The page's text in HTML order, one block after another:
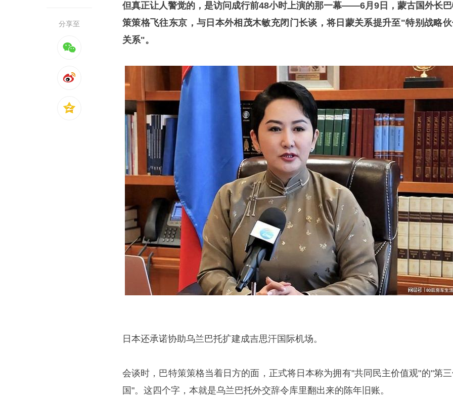
分享至
但真正让人警觉的，是访问成行前48小时上演的那一幕——6月9日，蒙古国外长
策策格飞往东京，与日本外相茂木敏充闭门长谈，将日蒙关系提升至"特别战略
关系"。
日本还承诺协助乌兰巴托扩建成吉思汗国际机场。
会谈时，巴特策策格当着日方的面，正式将日本称为拥有"共同民主价值观"的"第
国"。这四个字，本就是乌兰巴托外交辞令库里翻出来的陈年旧账。